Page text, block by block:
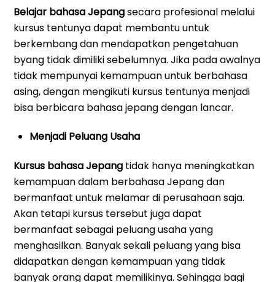
Belajar bahasa Jepangsecara profesional melalui
kursus tentunya dapat membantu untuk
berkembang dan mendapatkan pengetahuan
byang tidak dimiliki sebelumnya. Jika pada awalnya
tidak mempunyai kemampuan untuk berbahasa
asing, dengan mengikuti kursus tentunya menjadi
bisa berbicara bahasa jepang dengan lancar.
Menjadi Peluang Usaha
Kursus bahasa Jepang tidak hanya meningkatkan
kemampuan dalam berbahasa Jepang dan
bermanfaat untuk melamar di perusahaan saja.
Akan tetapi kursus tersebut juga dapat
bermanfaat sebagai peluang usaha yang
menghasilkan. Banyak sekali peluang yang bisa
didapatkan dengan kemampuan yang tidak
banyak orang dapat memilikinya. Sehingga bagi